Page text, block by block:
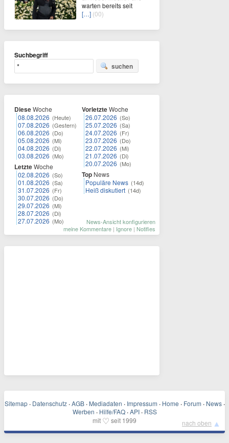
warten bereits seit
[…] (00)
Suchbegriff
suchen
DieseWoche
08.08.2026 (Heute)
07.08.2026 (Gestern)
06.08.2026 (Do)
05.08.2026 (Mi)
04.08.2026 (Di)
03.08.2026 (Mo)
LetzteWoche
02.08.2026 (So)
01.08.2026 (Sa)
31.07.2026 (Fr)
30.07.2026 (Do)
29.07.2026 (Mi)
28.07.2026 (Di)
27.07.2026 (Mo)
VorletzteWoche
26.07.2026 (So)
25.07.2026 (Sa)
24.07.2026 (Fr)
23.07.2026 (Do)
22.07.2026 (Mi)
21.07.2026 (Di)
20.07.2026 (Mo)
Top News
Populäre News (14d)
Heiß diskutiert (14d)
News-Ansicht konfigurieren
meine Kommentare | Ignore | Notifies
Sitemap · Datenschutz · AGB · Mediadaten · Impressum · Home · Forum · News ·
Werben · Hilfe/FAQ · API · RSS
mit ♡ seit 1999 nach oben ▲